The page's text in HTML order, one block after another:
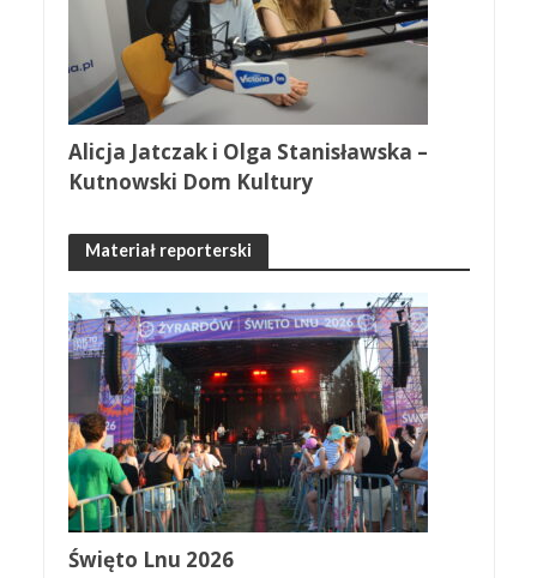
Alicja Jatczak i Olga Stanisławska –
Kutnowski Dom Kultury
Materiał reporterski
Święto Lnu 2026